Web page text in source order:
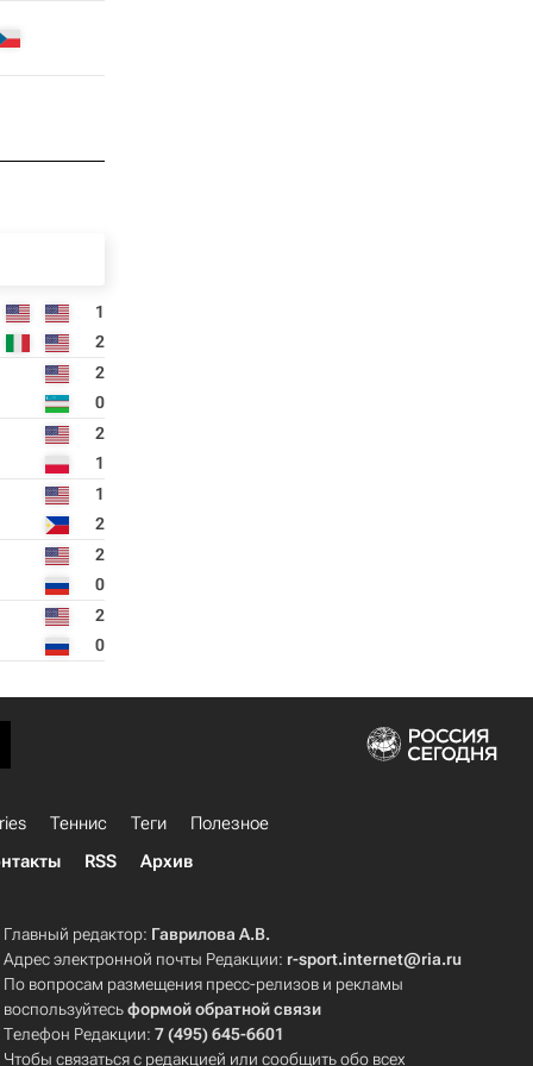
1
2
2
0
2
1
1
2
2
0
2
0
Теннис Теги
Полезное
RSS Архив
Главный редактор: Гаврилова А.В.
Адрес электронной почты Редакции: r-sport.internet@ria.ru
По вопросам размещения пресс-релизов и рекламы
воспользуйтесьформой обратной связи
Телефон Редакции:7 (495) 645-6601
Чтобы связаться с редакцией или сообщить обо всех